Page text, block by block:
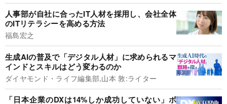
人事部が自社に合ったIT人材を採用し、会社全体
のITリテラシーを高める方法
福島宏之
生成AIの普及で「デジタル人材」に求められるマ
インドとスキルはどう変わるのか
ダイヤモンド・ライフ編集部,山本 敦:ライター
「日本企業のDXは14%しか成功していない」ボ